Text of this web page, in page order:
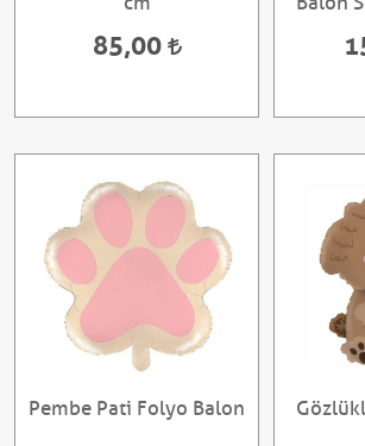
85,00
Pembe Pati Folyo Balon